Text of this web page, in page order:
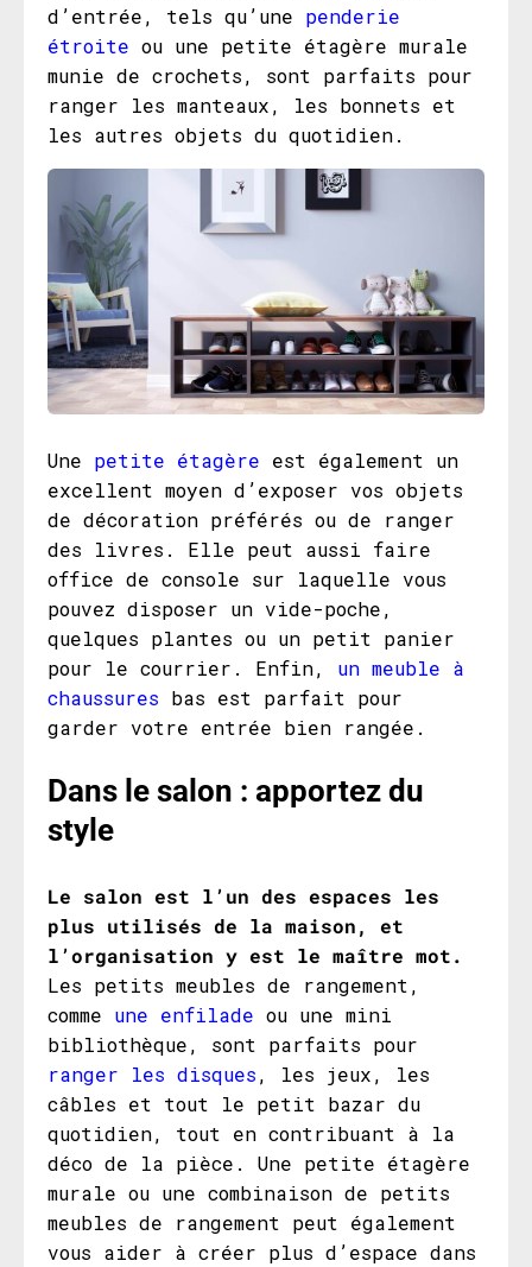
d’entrée, tels qu’une penderie
étroite ou une petite étagère murale
munie de crochets, sont parfaits pour
ranger les manteaux, les bonnets et
les autres objets du quotidien.
Une petite étagère est également un
excellent moyen d’exposer vos objets
de décoration préférés ou de ranger
des livres. Elle peut aussi faire
office de console sur laquelle vous
pouvez disposer un vide-poche,
quelques plantes ou un petit panier
pour le courrier. Enfin, un meuble à
chaussures bas est parfait pour
garder votre entrée bien rangée.
Dans le salon : apportez du
style
Le salon est l’un des espaces les
plus utilisés de la maison, et
l’organisation y est le maître mot.
Les petits meubles de rangement,
comme une enfilade ou une mini
bibliothèque, sont parfaits pour
ranger les disques, les jeux, les
câbles et tout le petit bazar du
quotidien, tout en contribuant à la
déco de la pièce. Une petite étagère
murale ou une combinaison de petits
meubles de rangement peut également
vous aider à créer plus d’espace dans